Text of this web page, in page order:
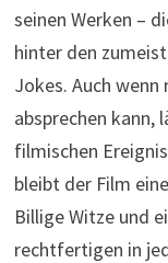
seinen Werken –
hinter den
Jokes. Auch
absprechen kann,
filmischen
bleibt der Film
Billige Witze und
rechtfertigen in